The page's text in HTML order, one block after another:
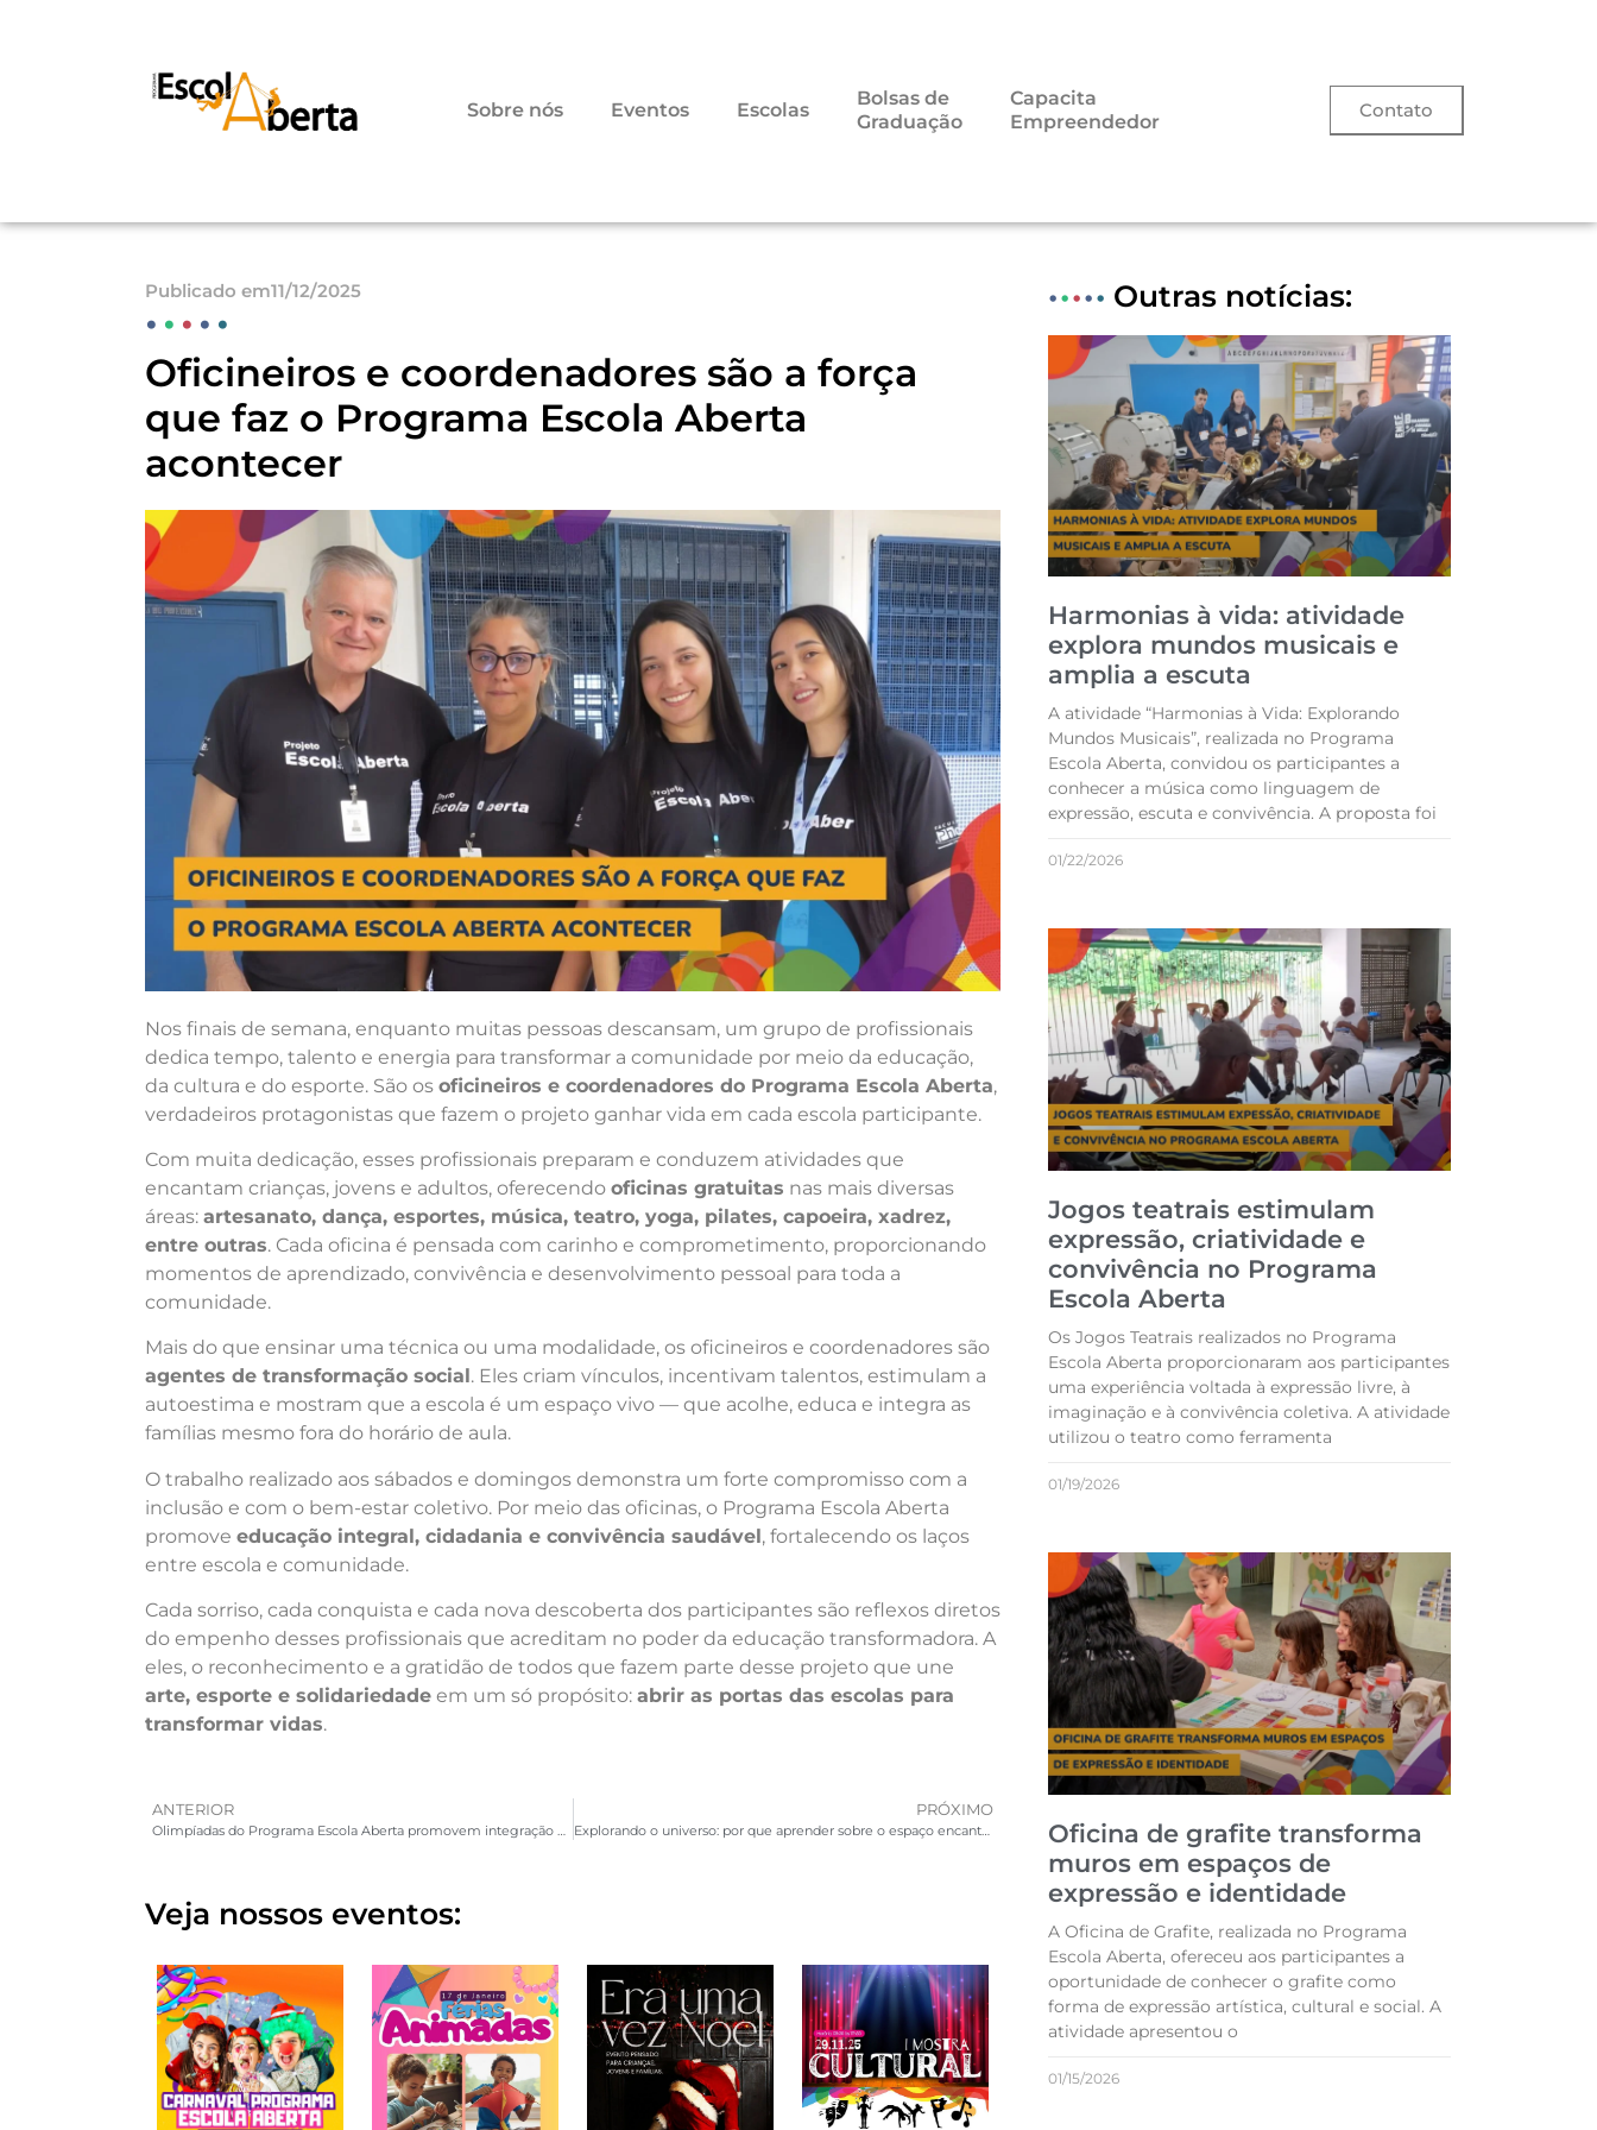
Sobre nós Eventos Escolas
Bolsas de
Graduação
Capacita
Empreendedor
Contato
Publicado em11/12/2025
• • • • •
Oficineiros e coordenadores são a força
que faz o Programa Escola Aberta
acontecer
Nos finais de semana, enquanto muitas pessoas descansam, um grupo de profissionais
dedica tempo, talento e energia para transformar a comunidade por meio da educação,
da cultura e do esporte. São os oficineiros e coordenadores do Programa Escola Aberta,
verdadeiros protagonistas que fazem o projeto ganhar vida em cada escola participante.
Com muita dedicação, esses profissionais preparam e conduzem atividades que
encantam crianças, jovens e adultos, oferecendo oficinas gratuitas nas mais diversas
áreas: artesanato, dança, esportes, música, teatro, yoga, pilates, capoeira, xadrez,
entre outras. Cada oficina é pensada com carinho e comprometimento, proporcionando
momentos de aprendizado, convivência e desenvolvimento pessoal para toda a
comunidade.
Mais do que ensinar uma técnica ou uma modalidade, os oficineiros e coordenadores são
agentes de transformação social . Eles criam vínculos, incentivam talentos, estimulam a
autoestima e mostram que a escola é um espaço vivo — que acolhe, educa e integra as
famílias mesmo fora do horário de aula.
O trabalho realizado aos sábados e domingos demonstra um forte compromisso com a
inclusão e com o bem-estar coletivo. Por meio das oficinas, o Programa Escola Aberta
promove educação integral, cidadania e convivência saudável, fortalecendo os laços
entre escola e comunidade.
Cada sorriso, cada conquista e cada nova descoberta dos participantes são reflexos diretos
do empenho desses profissionais que acreditam no poder da educação transformadora. A
eles, o reconhecimento e a gratidão de todos que fazem parte desse projeto que une
arte, esporte e solidariedade em um só propósito: abrir as portas das escolas para
transformar vidas.
ANTERIOR
Olimpíadas do Programa Escola Aberta promovem integração e saúde para todas as idades
PRÓXIMO
Explorando o universo: por que aprender sobre o espaço encanta e desenvolve as crianças
Veja nossos eventos:
••••• Outras notícias:
Harmonias à vida: atividade
explora mundos musicais e
amplia a escuta
A atividade “Harmonias à Vida: Explorando
Mundos Musicais”, realizada no Programa
Escola Aberta, convidou os participantes a
conhecer a música como linguagem de
expressão, escuta e convivência. A proposta foi
01/22/2026
Jogos teatrais estimulam
expressão, criatividade e
convivência no Programa
Escola Aberta
Os Jogos Teatrais realizados no Programa
Escola Aberta proporcionaram aos participantes
uma experiência voltada à expressão livre, à
imaginação e à convivência coletiva. A atividade
utilizou o teatro como ferramenta
01/19/2026
Oficina de grafite transforma
muros em espaços de
expressão e identidade
A Oficina de Grafite, realizada no Programa
Escola Aberta, ofereceu aos participantes a
oportunidade de conhecer o grafite como
forma de expressão artística, cultural e social. A
atividade apresentou o
01/15/2026